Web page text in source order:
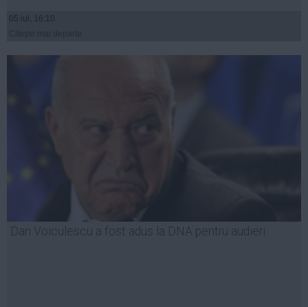
05 iul, 16:10
Dan Voiculescu a fost adus la DNA pentru audieri